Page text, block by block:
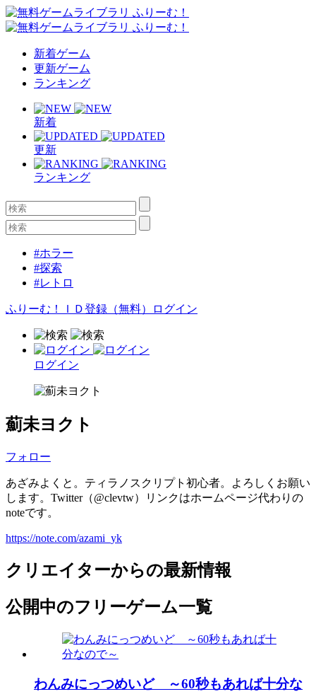
新着ゲーム
更新ゲーム
ランキング
新着
更新
ランキング
#ホラー
#探索
#レトロ
ふりーむ！ＩＤ登録（無料） ログイン
ログイン
薊未ヨクト
フォロー
あざみよくと。ティラノスクリプト初心者。よろしくお願い
します。Twitter（@clevtw）リンクはホームページ代わりの
noteです。
https://note.com/azami_yk
クリエイターからの最新情報
公開中のフリーゲーム一覧
わんみにっつめいど ～60秒もあれば十分な